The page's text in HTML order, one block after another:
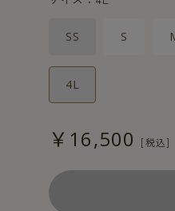
SS S
4L
￥16,500